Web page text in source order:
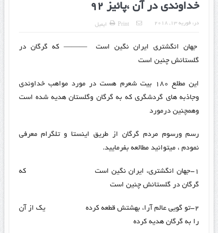
خداوندی در آن ،پائیز ۹۲
در: فوریه 13, 2018 Print ایمیل
جهان انگشتری ایران نگین است ——— که گرگان در
گلستانش چنین است
این مطلع ۱۸۰ بیت شعرم هست در مورد مواهب خداوندی
وجاذبه های گردشگری که به گرگان وگلستان هدیه شده است
وهمچنین درمورد
رسم ورسوم مردم گرگان از طریق اینستا و تلگرام معرفی
نمودم ، میتوانید مطالعه بفرمایید.
۱-جهان انگشتری، ایران نگین است که
گرگان در گلستانش چنین است
۲-تو گویی عالم آرا، بهشتش قطعه کرده یک از آن
را به گرگان هدیه کرده